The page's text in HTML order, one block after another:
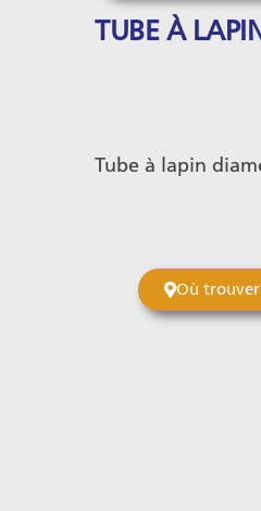
TUBE À
Tube à lapin
Où